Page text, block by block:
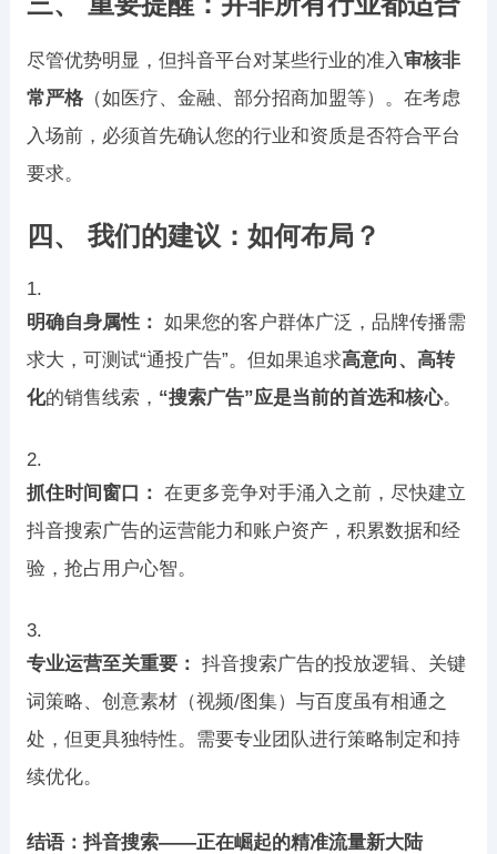
尽管优势明显，但抖音平台对某些行业的准入审核非
常严格（如医疗、金融、部分招商加盟等）。在考虑
入场前，必须首先确认您的行业和资质是否符合平台
要求。
四、 我们的建议：如何布局？
明确自身属性： 如果您的客户群体广泛，品牌传播需
求大，可测试“通投广告”。但如果追求高意向、高转
化的销售线索， “搜索广告”应是当前的首选和核心。
抓住时间窗口： 在更多竞争对手涌入之前，尽快建立
抖音搜索广告的运营能力和账户资产，积累数据和经
验，抢占用户心智。
专业运营至关重要： 抖音搜索广告的投放逻辑、关键
词策略、创意素材（视频/图集）与百度虽有相通之
处，但更具独特性。需要专业团队进行策略制定和持
续优化。
结语：抖音搜索——正在崛起的精准流量新大陆